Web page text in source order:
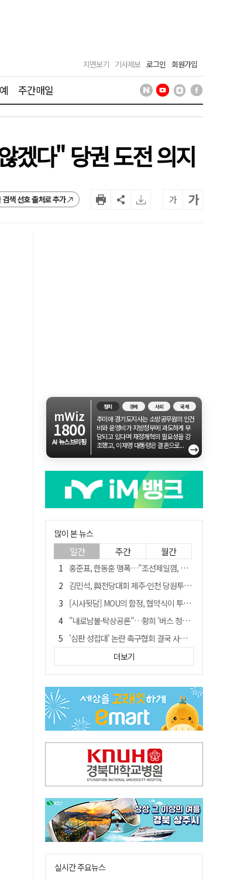
지면보기 기사제보 로그인 회원가입
주간매일
겠다" 당권 도전 의지
검색 선호 출처로 추가 가 가
mWiz
1800
AI 뉴스브리핑
정치 경제 사회 국제
추미애 경기도지사는 소방공무원의 인건
비와 운영비가 지방정부에 과도하게 부
담되고 있다며 재정개혁의 필요성을 강
조했고, 이재명 대통령은 결혼으로...
→
많이 본 뉴스
일간 주간 월간
홍준표, 한동훈 맹폭…"조선제일껌, 권력에 살고 권력에 죽었다"
김민석, 與전당대회 제주·인천 당원투표서 승리…누적 득표는 '초박빙'
[시사뒷담] MOU의 함정, 협약식이 투자 확정은 아니긴 해
"내로남불·탁상공론"…황희 '버스 청년주택' 제안에 與 내부서도 쓴소리
'심판 성접대' 논란 축구협회 결국 사과…"깊이 반성, 쇄신하겠다"
"경로당 통장에 비밀번호가 적혀 있다"…전국 돌며 경로당 13곳 턴 30대 구속
예안향교 대성전, '국가지정 보물로 지정'
휠체어 환자 발로 밀어 숨지게 한 70대 간병인…2심도 집행유예
박권현 청도군수, 국무총리에 "청도 물 공급 최대 3만t 늘려달라"
더보기
실시간 주요뉴스